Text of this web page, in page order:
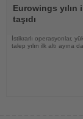
Oku
Eurowings yılın
taşıdı
İstikrarlı operasyonlar,
talep yılın ilk altı ayına